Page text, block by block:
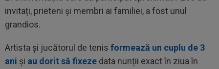
invitați, prieteni și membri ai familiei, a fost unul
grandios.
Artista și jucătorul de tenis formează un cuplu de 3
ani și au dorit să fixeze data nunții exact în ziua în